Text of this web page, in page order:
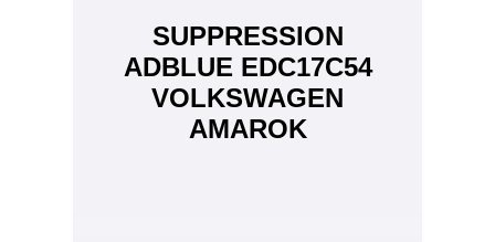
SUPPRESSION
ADBLUE EDC17C54
VOLKSWAGEN
AMAROK